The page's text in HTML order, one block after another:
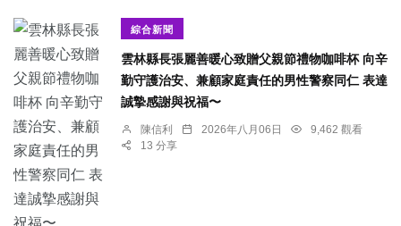
綜合新聞
雲林縣長張麗善暖心致贈父親節禮物咖啡杯 向辛
勤守護治安、兼顧家庭責任的男性警察同仁 表達
誠摯感謝與祝福〜
陳信利 2026年八月06日
9,462 觀看
13 分享